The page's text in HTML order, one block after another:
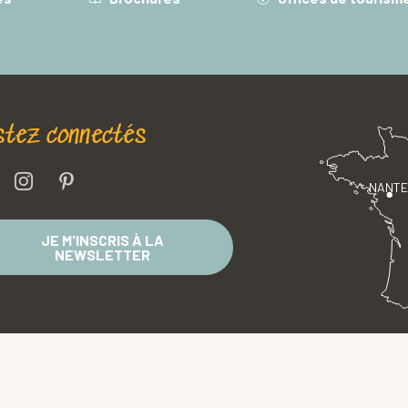
connectés
JE M'INSCRIS À LA
NEWSLETTER